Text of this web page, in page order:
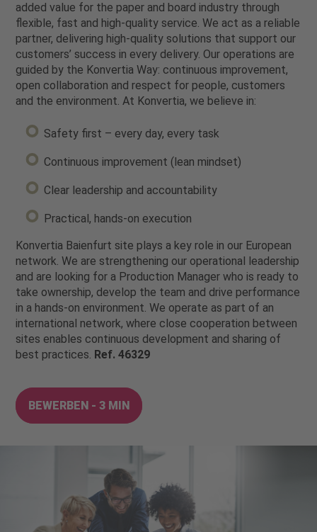
added value for the paper and board industry through
flexible, fast and high-quality service. We act as a reliable
partner, delivering high-quality solutions that support our
customers’ success in every delivery. Our operations are
guided by the Konvertia Way: continuous improvement,
open collaboration and respect for people, customers
and the environment. At Konvertia, we believe in:
Safety first – every day, every task
Continuous improvement (lean mindset)
Clear leadership and accountability
Practical, hands-on execution
Konvertia Baienfurt site plays a key role in our European
network. We are strengthening our operational leadership
and are looking for a Production Manager who is ready to
take ownership, develop the team and drive performance
in a hands-on environment. We operate as part of an
international network, where close cooperation between
sites enables continuous development and sharing of
best practices. Ref. 46329
BEWERBEN - 3 MIN